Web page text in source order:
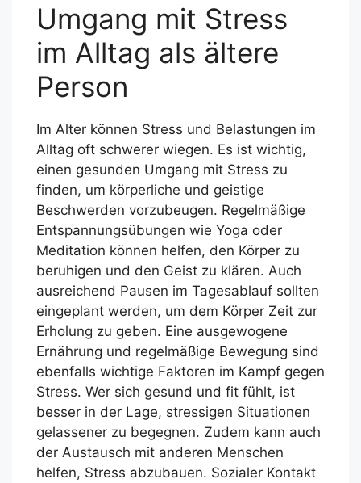
Umgang mit Stress
im Alltag als ältere
Person
Im Alter können Stress und Belastungen im
Alltag oft schwerer wiegen. Es ist wichtig,
einen gesunden Umgang mit Stress zu
finden, um körperliche und geistige
Beschwerden vorzubeugen. Regelmäßige
Entspannungsübungen wie Yoga oder
Meditation können helfen, den Körper zu
beruhigen und den Geist zu klären. Auch
ausreichend Pausen im Tagesablauf sollten
eingeplant werden, um dem Körper Zeit zur
Erholung zu geben. Eine ausgewogene
Ernährung und regelmäßige Bewegung sind
ebenfalls wichtige Faktoren im Kampf gegen
Stress. Wer sich gesund und fit fühlt, ist
besser in der Lage, stressigen Situationen
gelassener zu begegnen. Zudem kann auch
der Austausch mit anderen Menschen
helfen, Stress abzubauen. Sozialer Kontakt